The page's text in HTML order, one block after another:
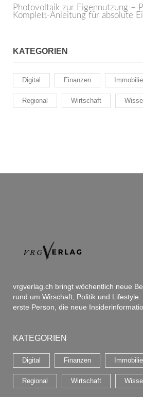
Photovoltaik zur Eigennutzung –
Komplett-Anleitung für absolute
KATEGORIEN
Digital Finanzen
Regional Wirtschaft
vrgverlag.ch bringt wöchentlich neue
rund um Wirschaft, Politik und
erste Person, die neue
KATEGORIEN
Digital Finanzen
Regional Wirtschaft